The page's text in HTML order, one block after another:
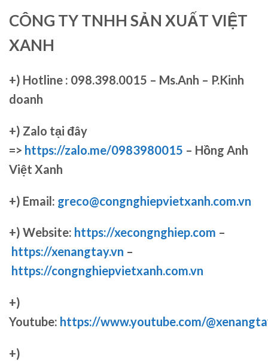
CÔNG TY TNHH SẢN XUẤT VIỆT
XANH
+) Hotline : 098.398.0015 – Ms.Anh – P.Kinh
doanh
+) Zalo tại đây
=> https://zalo.me/0983980015 – Hồng Anh
Việt Xanh
+) Email: greco@congnghiepvietxanh.com.vn
+) Website: https://xecongnghiep.com –
https://xenangtay.vn –
https://congnghiepvietxanh.com.vn
+)
Youtube: https://www.youtube.com/
+)